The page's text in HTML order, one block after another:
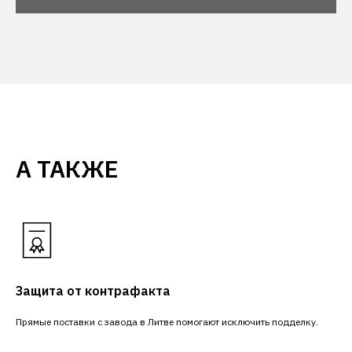
А ТАКЖЕ
Защита от контрафакта
Прямые поставки с завода в Литве помогают исключить подделку.